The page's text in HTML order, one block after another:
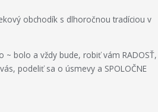
obchodík s dlhoročnou tradíciou v
~ bolo a vždy bude, robiť vám RADOSŤ,
podeliť sa o úsmevy a SPOLOČNE